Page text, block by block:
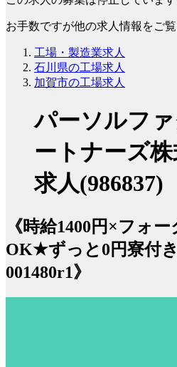
お手数ですが他の求人情報をご覧
工場・製造業求人
石川県の工場求人
加賀市の工場求人
パーソルフ
ートナーズ
求人(986837)
《時給1400円×フォ
OK★ずっと0円寮付
001480r1》